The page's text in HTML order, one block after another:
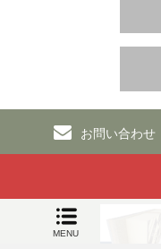
お問い合わせ
MENU